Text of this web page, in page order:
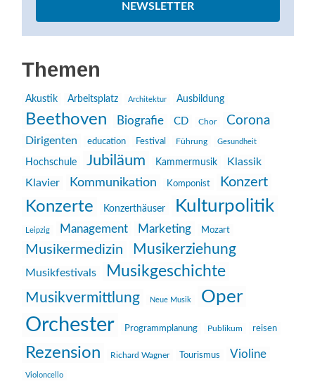
NEWSLETTER
Themen
Akustik Arbeitsplatz Architektur Ausbildung
Beethoven Biografie CD Chor Corona
Dirigenten education Festival Führung Gesundheit
Hochschule Jubiläum Kammermusik
Klassik
Klavier
Kommunikation Komponist Konzert
Konzerte Konzerthäuser Kulturpolitik
Leipzig Management Marketing Mozart
Musikermedizin Musikerziehung
Musikfestivals Musikgeschichte
Musikvermittlung Neue Musik Oper
Orchester Programmplanung Publikum reisen
Rezension Richard Wagner Tourismus Violine
Violoncello